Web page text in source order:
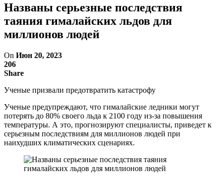
Названы серьезные последствия
таяния гималайских льдов для
миллионов людей
On Июн 20, 2023
206
Share
Ученые призвали предотвратить катастрофу
Ученые предупреждают, что гималайские ледники могут
потерять до 80% своего льда к 2100 году из-за повышения
температуры. А это, прогнозируют специалисты, приведет к
серьезным последствиям для миллионов людей при
наихудших климатических сценариях.